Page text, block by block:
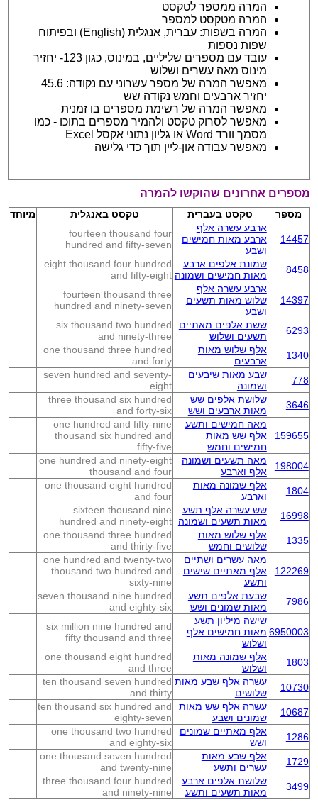
המרה ממספר לטקסט
המרה מטקסט למספר
המרה בשפות: עברית, אנגלית (English) ובפיתוח
שפות נספות
עובד עם מספרים שליליים, במינוס, כגון 123- יחזיר
מינוס מאה עשרים ושלוש
מאפשר המרה של מספר עשרוני עם נקודה: 45.6
יחזיר ארבעים וחמש נקודה שש
מאפשר המרה של רשימת מספרים בו זמנית
מאפשר לסרוק טקסט ולהמיר מספרים בתוכו - כמו
מסמך וורד Word או גליון נתוני אקסל Excel
מאפשר עבודה און-ליין תוך כדי גלישה
מספרים אחרונים שהוקשו להמרה
מספר טקסט בעברית טקסט באנגלית מיוחד
14457
ארבע עשרה אלף
ארבע מאות חמישים
ושבע
fourteen thousand four
hundred and fifty-seven
8458
שמונת אלפים ארבע
מאות חמישים ושמונה
eight thousand four hundred
and fifty-eight
14397
ארבע עשרה אלף
שלוש מאות תשעים
ושבע
fourteen thousand three
hundred and ninety-seven
6293
ששת אלפים מאתיים
תשעים ושלוש
six thousand two hundred
and ninety-three
1340
אלף שלוש מאות
ארבעים
one thousand three hundred
and forty
778
שבע מאות שיבעים
ושמונה
seven hundred and seventy-
eight
3646
שלושת אלפים שש
מאות ארבעים ושש
three thousand six hundred
and forty-six
159655
מאה חמישים ותשע
אלף שש מאות
חמישים וחמש
one hundred and fifty-nine
thousand six hundred and
fifty-five
198004
מאה תשעים ושמונה
אלף וארבע
one hundred and ninety-eight
thousand and four
1804
אלף שמונה מאות
וארבע
one thousand eight hundred
and four
16998
שש עשרה אלף תשע
מאות תשעים ושמונה
sixteen thousand nine
hundred and ninety-eight
1335
אלף שלוש מאות
שלושים וחמש
one thousand three hundred
and thirty-five
122269
מאה עשרים ושתיים
אלף מאתיים שישים
ותשע
one hundred and twenty-two
thousand two hundred and
sixty-nine
7986
שבעת אלפים תשע
מאות שמונים ושש
seven thousand nine hundred
and eighty-six
6950003
שישה מיליון תשע
מאות חמישים אלף
ושלוש
six million nine hundred and
fifty thousand and three
1803
אלף שמונה מאות
ושלוש
one thousand eight hundred
and three
10730
עשרה אלף שבע מאות
שלושים
ten thousand seven hundred
and thirty
10687
עשרה אלף שש מאות
שמונים ושבע
ten thousand six hundred and
eighty-seven
1286
אלף מאתיים שמונים
ושש
one thousand two hundred
and eighty-six
1729
אלף שבע מאות
עשרים ותשע
one thousand seven hundred
and twenty-nine
3499
שלושת אלפים ארבע
מאות תשעים ותשע
three thousand four hundred
and ninety-nine